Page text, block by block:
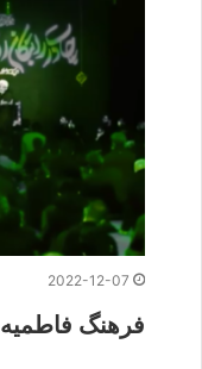
2022-12-07
فرهنگ فاطمیه